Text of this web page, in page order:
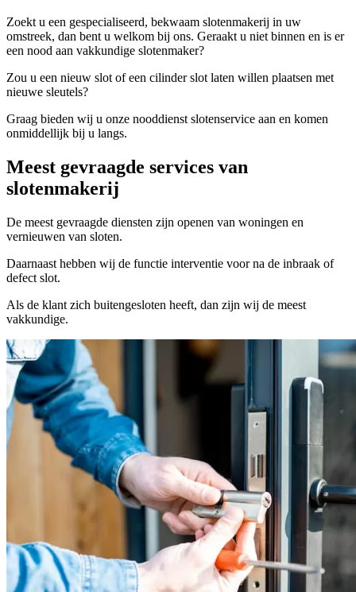
Zoekt u een gespecialiseerd, bekwaam slotenmakerij in uw
omstreek, dan bent u welkom bij ons. Geraakt u niet binnen en is er
een nood aan vakkundige slotenmaker?
Zou u een nieuw slot of een cilinder slot laten willen plaatsen met
nieuwe sleutels?
Graag bieden wij u onze nooddienst slotenservice aan en komen
onmiddellijk bij u langs.
Meest gevraagde services van
slotenmakerij
De meest gevraagde diensten zijn openen van woningen en
vernieuwen van sloten.
Daarnaast hebben wij de functie interventie voor na de inbraak of
defect slot.
Als de klant zich buitengesloten heeft, dan zijn wij de meest
vakkundige.